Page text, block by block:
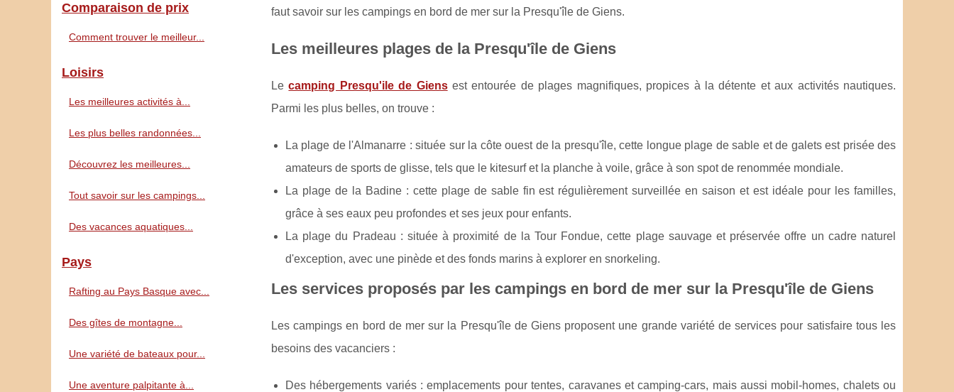
faut savoir sur les campings en bord de mer sur la Presqu'île de Giens.
Les meilleures plages de la Presqu'île de Giens
Lecamping Presqu'ile de Giensest entourée de plages magnifiques, propices à la détente et aux activités nautiques.
Parmi les plus belles, on trouve :
La plage de l'Almanarre : située sur la côte ouest de la presqu'île, cette longue plage de sable et de galets est prisée des
amateurs de sports de glisse, tels que le kitesurf et la planche à voile, grâce à son spot de renommée mondiale.
La plage de la Badine : cette plage de sable fin est régulièrement surveillée en saison et est idéale pour les familles,
grâce à ses eaux peu profondes et ses jeux pour enfants.
La plage du Pradeau : située à proximité de la Tour Fondue, cette plage sauvage et préservée offre un cadre naturel
d'exception, avec une pinède et des fonds marins à explorer en snorkeling.
Les services proposés par les campings en bord de mer sur la Presqu'île de Giens
Les campings en bord de mer sur la Presqu'île de Giens proposent une grande variété de services pour satisfaire tous les
besoins des vacanciers :
Des hébergements variés : emplacements pour tentes, caravanes et camping-cars, mais aussi mobil-homes, chalets ou
Comparaison de prix
Comment trouver le meilleur...
Loisirs
Les meilleures activités à...
Les plus belles randonnées...
Découvrez les meilleures...
Tout savoir sur les campings...
Des vacances aquatiques...
Pays
Rafting au Pays Basque avec...
Des gîtes de montagne...
Une variété de bateaux pour...
Une aventure palpitante à...